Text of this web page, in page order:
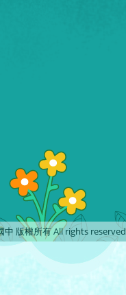
版權所有 All rights reserved